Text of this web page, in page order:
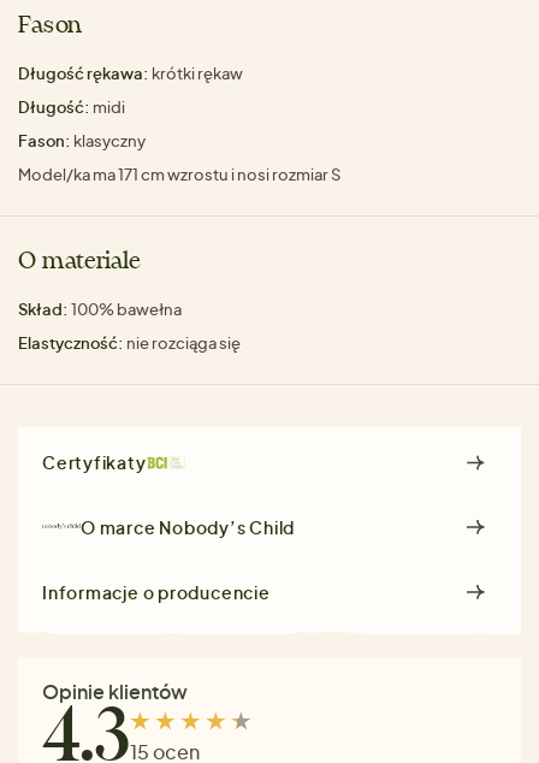
Fason
Długość rękawa: krótki rękaw
Długość: midi
Fason: klasyczny
Model/ka ma 171 cm wzrostu i nosi rozmiar S
O materiale
Skład: 100% bawełna
Elastyczność: nie rozciąga się
Certyfikaty
O marce Nobody’s Child
Informacje o producencie
Opinie klientów
4.315 ocen